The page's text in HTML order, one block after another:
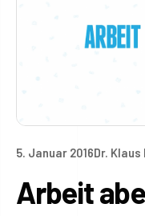
5. Januar 2016Dr. Klaus
Arbeit